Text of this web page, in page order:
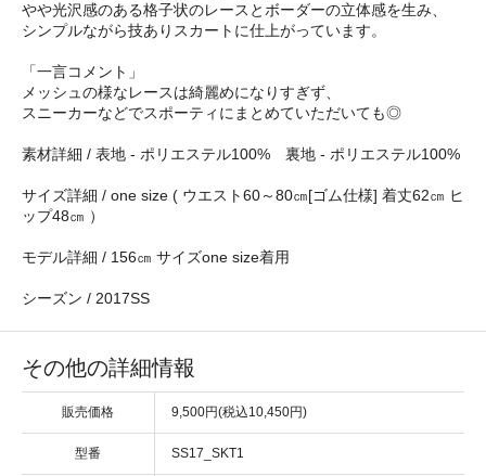
やや光沢感のある格子状のレースとボーダーの立体感を生み、
シンプルながら技ありスカートに仕上がっています。
「一言コメント」
メッシュの様なレースは綺麗めになりすぎず、
スニーカーなどでスポーティにまとめていただいても◎
素材詳細 / 表地 - ポリエステル100% 裏地 - ポリエステル100%
サイズ詳細 / one size ( ウエスト60～80㎝[ゴム仕様] 着丈62㎝ ヒ
ップ48㎝ ）
モデル詳細 / 156㎝ サイズone size着用
シーズン / 2017SS
その他の詳細情報
販売価格 9,500円(税込10,450円)
型番 SS17_SKT1